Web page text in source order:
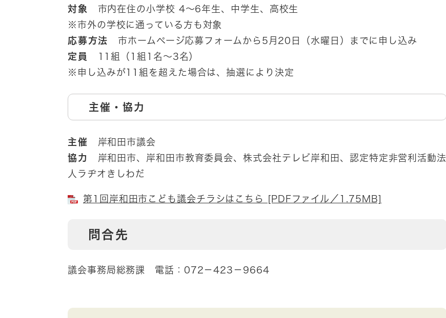
対象
市内在住の小学校 4～6年生、中学生、高校生
※市外の学校に通っている方も対象
応募方法
市ホームページ応募フォームから5月20日（水曜日）までに申し込み
定員
11組（1組1名～3名）
※申し込みが11組を超えた場合は、抽選により決定
​主催・協力
主催
岸和田市議会
協力
岸和田市、岸和田市教育委員会、株式会社テレビ岸和田、認定特定非営利活動法
人ラヂオきしわだ
第1回岸和田市こども議会チラシはこちら [PDFファイル／1.75MB]
問合先
議会事務局総務課 電話：072－423－9664